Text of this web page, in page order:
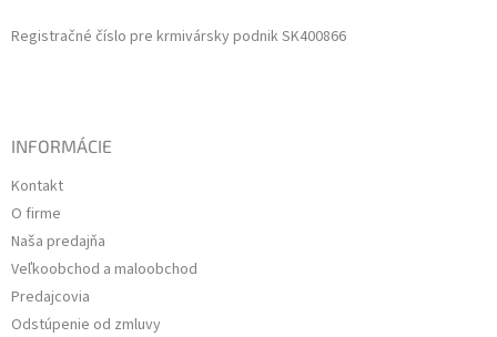
Registračné číslo pre krmivársky podnik SK400866
INFORMÁCIE
Kontakt
O firme
Naša predajňa
Veľkoobchod a maloobchod
Predajcovia
Odstúpenie od zmluvy